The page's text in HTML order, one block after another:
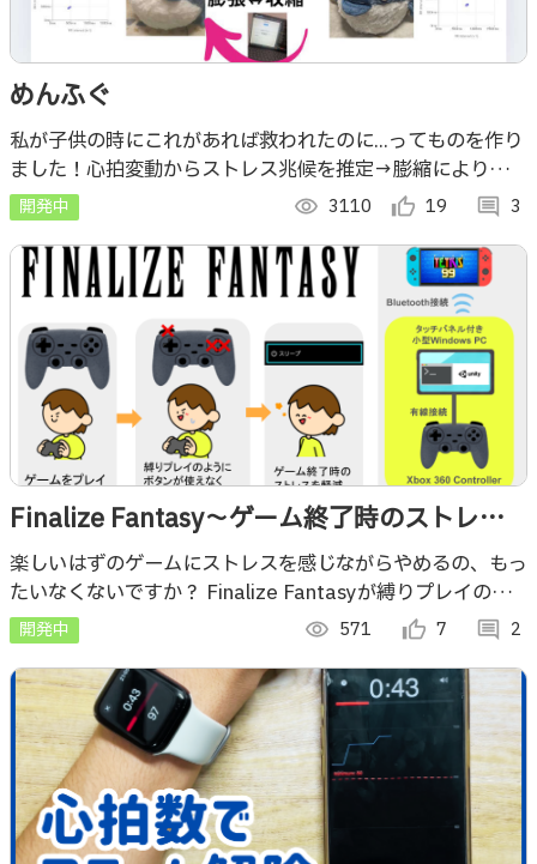
めんふぐ
私が子供の時にこれがあれば救われたのに...ってものを作り
ました！心拍変動からストレス兆候を推定→膨縮により生理
と意味づけのズレを探るフグ型触覚インタフェースを実装！
主観と生理の差を実証的に検証します
開発中 visibility 3110 thumb_up_alt 19 comment 3
Finalize Fantasy〜ゲーム終了時のストレス
を軽減するためのシステム〜
楽しいはずのゲームにストレスを感じながらやめるの、もっ
たいなくないですか？ Finalize Fantasyが縛りプレイのよ
うにボタンを制限し、ストレスフリーなゲーム終了をお助け
します！
開発中 visibility 571 thumb_up_alt 7 comment 2